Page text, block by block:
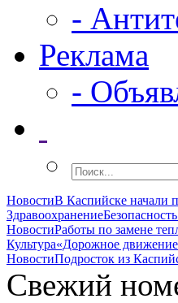
-
Реклама
-
НовостиВ Каспийске начали
Здравоохранение
НовостиРаботы по замене
Культура«Дорожное
НовостиПодросток из
Свежий